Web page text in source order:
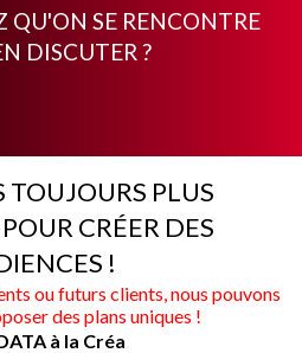
QU'ON SE RENCONTRE
DISCUTER ?
TOUJOURS PLUS
CRÉER DES
!
ou futurs clients, nous pouvons
des plans uniques !
à la Créa